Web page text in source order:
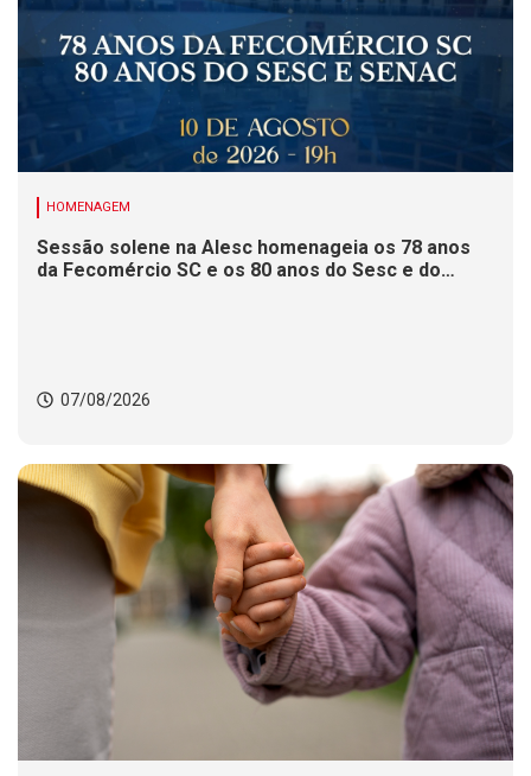
HOMENAGEM
Sessão solene na Alesc homenageia os 78 anos
da Fecomércio SC e os 80 anos do Sesc e do
07/08/2026